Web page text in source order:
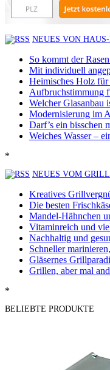
NEUES VON
So kommt der
Mit individuell
Heimisches Holz für
Aufbruchstimmung
Welcher Glasanbau
Modernisierung im
Darf’s ein bisschen
Weiches Wasser –
*
NEUES VOM
Kreatives
Die besten
Mandel-Hähnchen
Vitaminreich und
Nachhaltig und
Schneller
Gläsernes
Grillen, aber mal
*
BELIEBTE PRODUKTE